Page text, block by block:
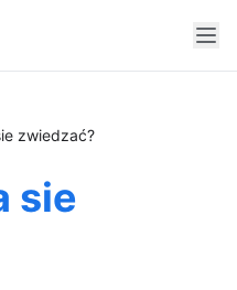
zwiedzać?
sie